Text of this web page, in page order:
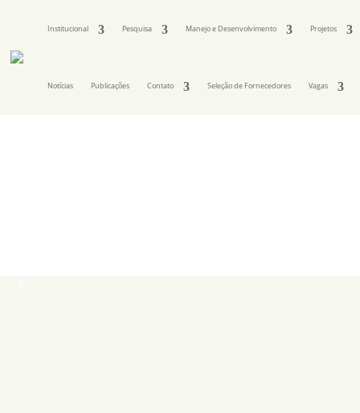
Institucional Pesquisa Manejo e Desenvolvimento Projetos
Notícias Publicações Contato Seleção de Fornecedores Vagas